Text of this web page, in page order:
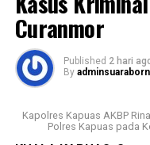
Bagikan ke
WhatsApp
perhatian pemerintah
tergolong rentan
transformasi Posyandu
pada pelayanan
mencakup enam
Ia mengatakan
Curanmor
Published 2 hari
By
Kapolres Kapuas AKBP
Polres Kapuas pada